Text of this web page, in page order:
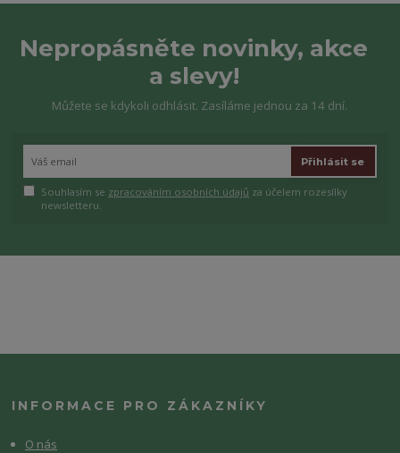
Nepropásněte novinky, akce
a slevy!
Můžete se kdykoli odhlásit. Zasíláme jednou za 14 dní.
Přihlásit se
Souhlasím se zpracováním osobních údajů za účelem rozesílky
newsletteru.
INFORMACE PRO ZÁKAZNÍKY
O nás